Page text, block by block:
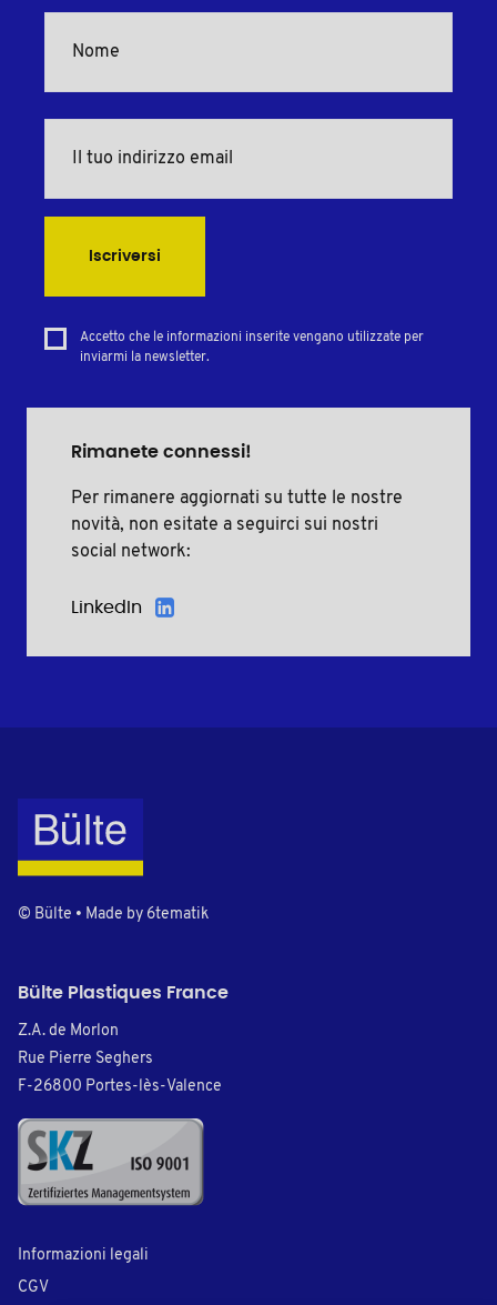
Iscriversi
Accetto che le informazioni inserite vengano utilizzate per
inviarmi la newsletter.
Rimanete connessi!
Per rimanere aggiornati su tutte le nostre
novità, non esitate a seguirci sui nostri
social network:
LinkedIn
© Bülte • Made by 6tematik
Bülte Plastiques France
Z.A. de Morlon
Rue Pierre Seghers
F-26800 Portes-lès-Valence
Informazioni legali
CGV